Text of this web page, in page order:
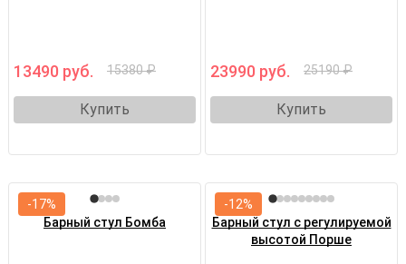
13490 руб. 15380 ₽
Купить
23990 руб. 25190 ₽
Купить
Барный стул Бомба
-17%
Барный стул с регулируемой
высотой Порше
-12%